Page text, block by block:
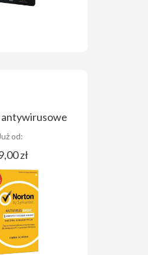
antywirusowe
Już od:
zł